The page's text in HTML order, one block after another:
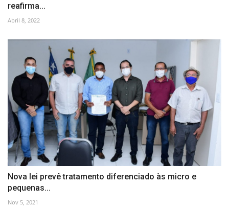
reafirma...
Abril 8, 2022
Nova lei prevê tratamento diferenciado às micro e
pequenas...
Nov 5, 2021